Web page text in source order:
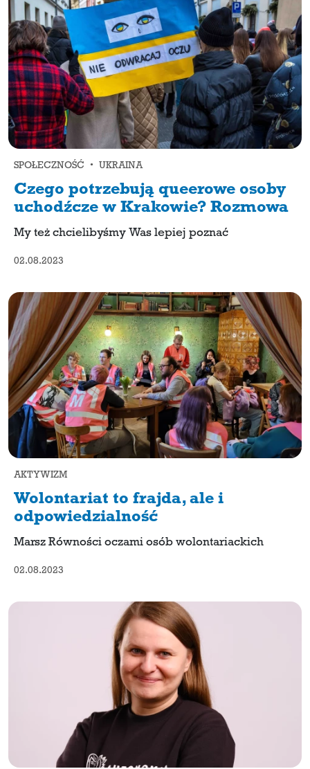
SPOŁECZNOŚĆ • UKRAINA
Czego potrzebują queerowe osoby
uchodźcze w Krakowie? Rozmowa
My też chcielibyśmy Was lepiej poznać
02.08.2023
AKTYWIZM
Wolontariat to frajda, ale i
odpowiedzialność
Marsz Równości oczami osób wolontariackich
02.08.2023